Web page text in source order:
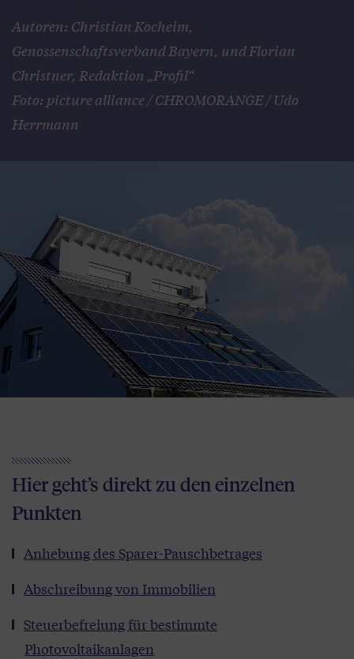
Autoren: Christian Kocheim,
Genossenschaftsverband Bayern, und Florian
Christner, Redaktion „Profil“
Foto: picture alliance / CHROMORANGE / Udo
Herrmann
Hier geht’s direkt zu den einzelnen
Punkten
Anhebung des Sparer-Pauschbetrages
Abschreibung von Immobilien
Steuerbefreiung für bestimmte
Photovoltaikanlagen